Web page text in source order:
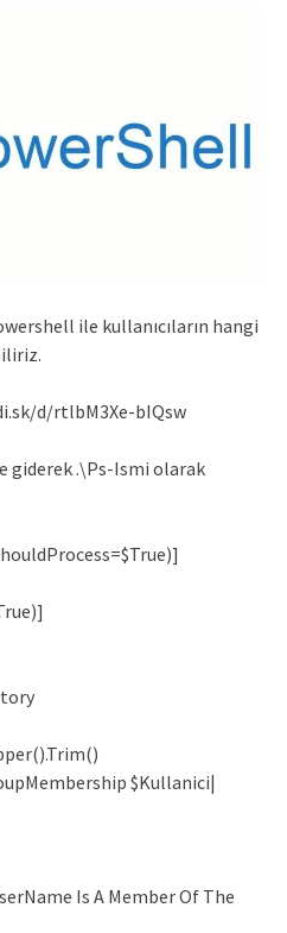
ile kullanıcıların hangi
d/rtlbM3Xe-bIQsw
giderek .\Ps-Ismi olarak
$Kullanici|
Is A Member Of The